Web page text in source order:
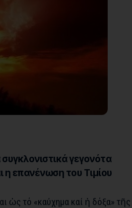
γεγονότα
η επανένωση του Τιμίου
ὡς τό «καύχημα καί ἡ δόξα» τῆς